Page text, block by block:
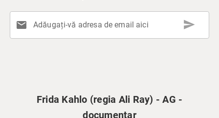
mail Adăugați-vă adresa de email aici send
Frida Kahlo (regia Ali Ray) - AG -
documentar